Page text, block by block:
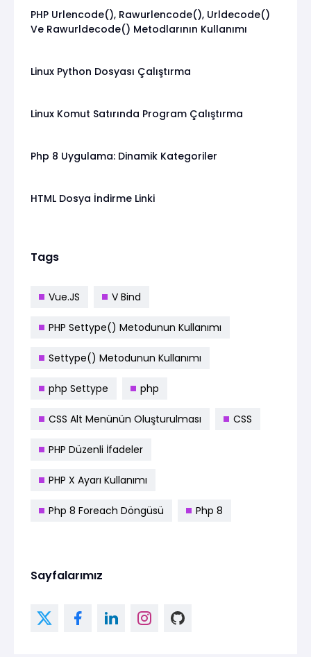
PHP Urlencode(), Rawurlencode(), Urldecode()
Ve Rawurldecode() Metodlarının Kullanımı
Linux Python Dosyası Çalıştırma
Linux Komut Satırında Program Çalıştırma
Php 8 Uygulama: Dinamik Kategoriler
HTML Dosya İndirme Linki
Tags
Vue.JS V Bind
PHP Settype() Metodunun Kullanımı
Settype() Metodunun Kullanımı
php Settype php
CSS Alt Menünün Oluşturulması CSS
PHP Düzenli İfadeler
PHP X Ayarı Kullanımı
Php 8 Foreach Döngüsü Php 8
Sayfalarımız